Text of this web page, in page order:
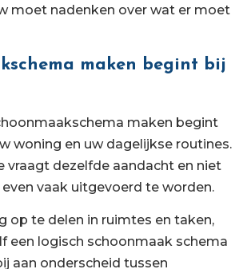
moet nadenken over wat er moet
maken begint bij
maken begint
woning en uw dagelijkse routines.
vraagt dezelfde aandacht en niet
vaak uitgevoerd te worden.
op te delen in ruimtes en taken,
een logisch schoonmaak schema
aan onderscheid tussen